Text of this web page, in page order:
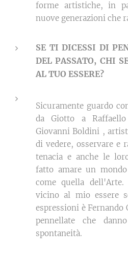
forme artistiche, in
nuove generazioni che
SE TI DICESSI DI
DEL PASSATO, CHI
AL TUO ESSERE?
Sicuramente guardo
da Giotto a
Giovanni Boldini ,
di vedere, osservare e
tenacia e anche le
fatto amare un
come quella
vicino al mio essere
espressioni è
pennellate che
spontaneità.